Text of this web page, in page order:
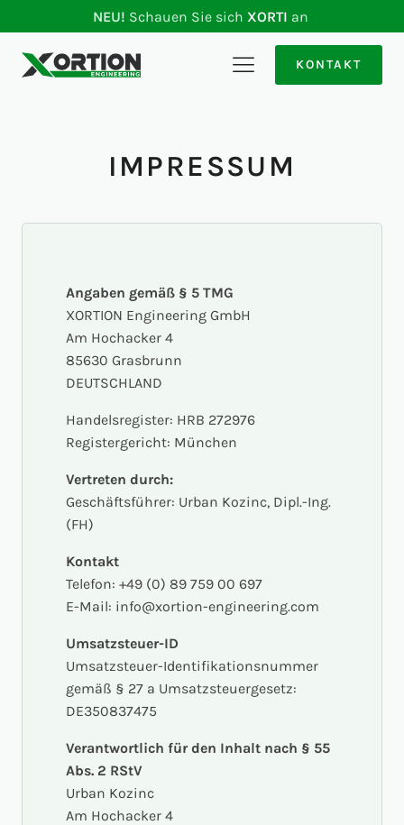
NEU! Schauen Sie sich XORTI an
KONTAKT
IMPRESSUM
Angaben gemäß § 5 TMG
XORTION Engineering GmbH
Am Hochacker 4
85630 Grasbrunn
DEUTSCHLAND
Handelsregister: HRB 272976
Registergericht: München
Vertreten durch:
Geschäftsführer: Urban Kozinc, Dipl.-Ing.
(FH)
Kontakt
Telefon: +49 (0) 89 759 00 697
E-Mail: info@xortion-engineering.com
Umsatzsteuer-ID
Umsatzsteuer-Identifikationsnummer
gemäß § 27 a Umsatzsteuergesetz:
DE350837475
Verantwortlich für den Inhalt nach § 55
Abs. 2 RStV
Urban Kozinc
Am Hochacker 4